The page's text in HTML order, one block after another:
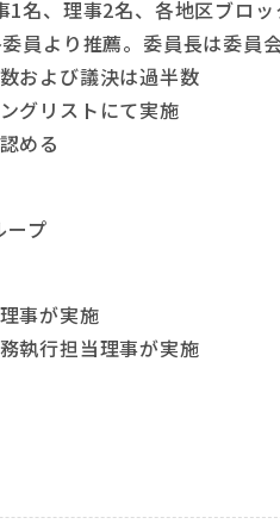
名、理事2名、各地区ブロ
員より推薦。委員長は委
および議決は過半数
グリストにて実施
める
ープ
事が実施
執行担当理事が実施